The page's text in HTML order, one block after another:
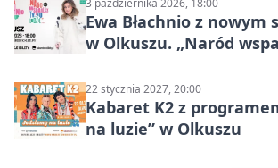
Ewa Błachnio z nowym
w Olkuszu. „Naród
22 stycznia 2027, 20:00
Kabaret K2 z
na luzie” w Olkuszu